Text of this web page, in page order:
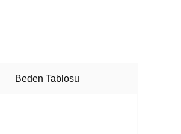
Beden Tablosu